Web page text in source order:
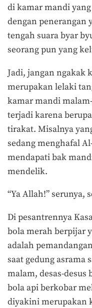
di kamar mandi
dengan penerangan
tengah suara byar
seorang pun yang
Jadi, jangan ngakak
merupakan lelaki
kamar mandi
terjadi karena
tirakat. Misalnya
sedang menghafal
mendapati bak
mendelik.
“Ya Allah!” serunya,
Di pesantrennya
bola merah berpijar
adalah
saat gedung asrama
malam, desas-desus
bola api berkobar
diyakini merupakan